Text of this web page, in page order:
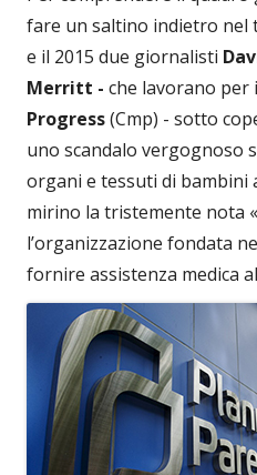
fare un saltino indietro nel
e il 2015 due giornalisti
Merritt - che lavorano per
Progress(Cmp) - sotto
uno scandalo vergognoso
organi e tessuti di bambini
mirino la tristemente nota «
l’organizzazione fondata
fornire assistenza medica